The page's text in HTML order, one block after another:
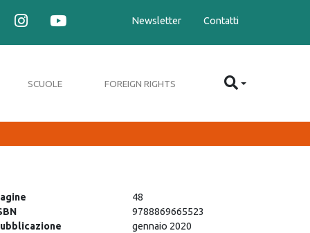
Newsletter Contatti
SCUOLE FOREIGN RIGHTS
48
9788869665523
gennaio 2020